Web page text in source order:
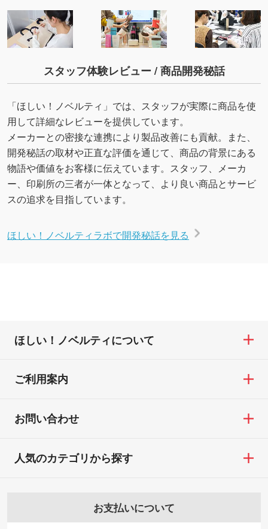
スタッフ体験レビュー / 商品開発秘話
「ほしい！ノベルティ」では、スタッフが実際に商品を使
用して詳細なレビューを提供しています。
メーカーとの密接な連携により製品改善にも貢献。また、
開発秘話の取材や正直な評価を通じて、商品の背景にある
物語や価値をお客様に伝えています。スタッフ、メーカ
ー、印刷所の三者が一体となって、より良い商品とサービ
スの追求を目指しています。
ほしい！ノベルティラボで開発秘話を見る
ほしい！ノベルティについて
ご利用案内
お問い合わせ
お支払いについて
人気のカテゴリから探す